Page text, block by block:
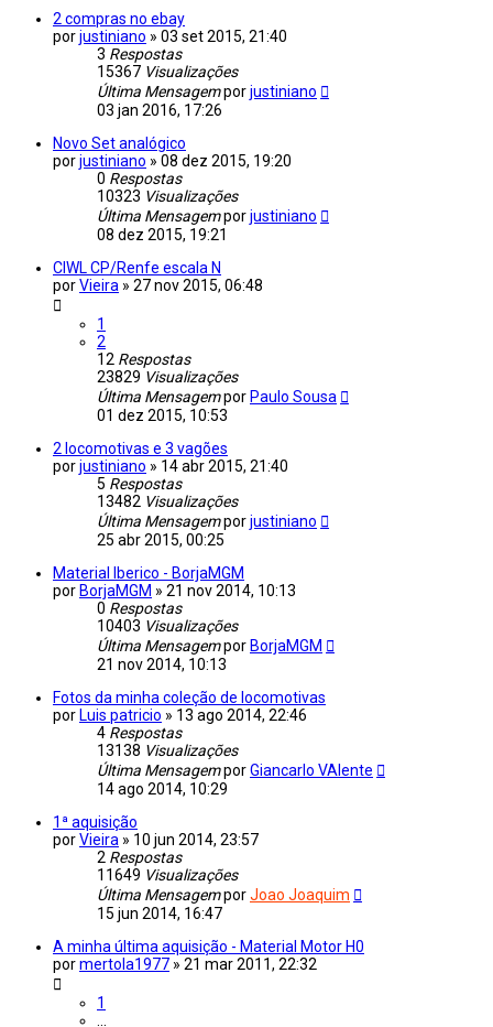
2 compras no ebay
porjustiniano » 03 set 2015, 21:40
3 Respostas
15367 Visualizações
Última Mensagemporjustiniano
03 jan 2016, 17:26
Novo Set analógico
porjustiniano » 08 dez 2015, 19:20
0 Respostas
10323 Visualizações
Última Mensagemporjustiniano
08 dez 2015, 19:21
CIWL CP/Renfe escala N
porVieira » 27 nov 2015, 06:48
1
2
12 Respostas
23829 Visualizações
Última Mensagempor Paulo Sousa
01 dez 2015, 10:53
2 locomotivas e 3 vagões
porjustiniano » 14 abr 2015, 21:40
5 Respostas
13482 Visualizações
Última Mensagemporjustiniano
25 abr 2015, 00:25
Material Iberico - BorjaMGM
por BorjaMGM » 21 nov 2014, 10:13
0 Respostas
10403 Visualizações
Última Mensagempor BorjaMGM
21 nov 2014, 10:13
Fotos da minha coleção de locomotivas
por Luis patricio » 13 ago 2014, 22:46
4 Respostas
13138 Visualizações
Última MensagemporGiancarlo VAlente
14 ago 2014, 10:29
1ª aquisição
porVieira » 10 jun 2014, 23:57
2 Respostas
11649 Visualizações
Última MensagemporJoao Joaquim
15 jun 2014, 16:47
A minha última aquisição - Material Motor H0
pormertola1977 » 21 mar 2011, 22:32
1